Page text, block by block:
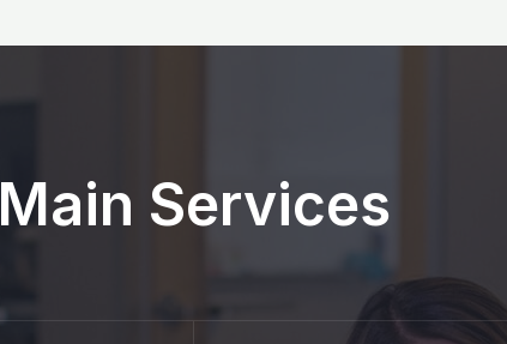
Main Services